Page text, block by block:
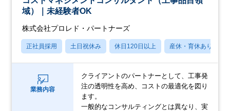
域）｜未経験者OK
株式会社プロレド・パートナーズ
正社員採用 土日祝休み 休日120日以上 産休・育休あり
業務内容
クライアントのパートナーとして、工事発
注の透明性を高め、コストの最適化を図り
ます。
一般的なコンサルティングとは異なり、実